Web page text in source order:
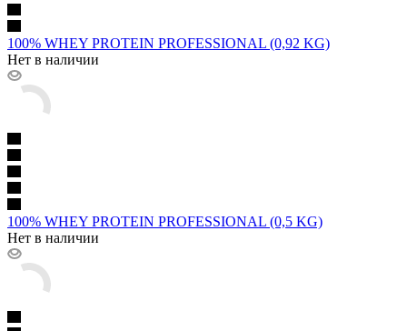
100% WHEY PROTEIN PROFESSIONAL (0,92 KG)
Нет в наличии
100% WHEY PROTEIN PROFESSIONAL (0,5 KG)
Нет в наличии